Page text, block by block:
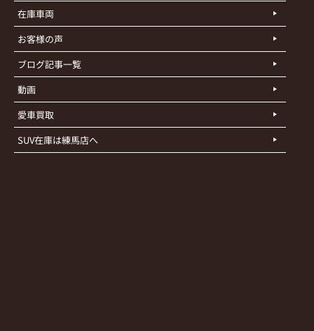
在庫車両
お客様の声
ブログ記事一覧
動画
愛車買取
SUV在庫は練馬店へ